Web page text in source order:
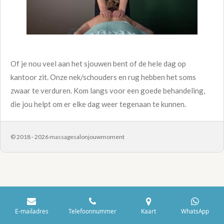
Of je nou veel aan het sjouwen bent of de hele dag op
kantoor zit. Onze nek/schouders en rug hebben het soms
zwaar te verduren. Kom langs voor een goede behandeling,
die jou helpt om er elke dag weer tegenaan te kunnen.
© 2018 - 2026 massagesalonjouwmoment
E-mailadres Telefoonnummer Kaart WhatsApp